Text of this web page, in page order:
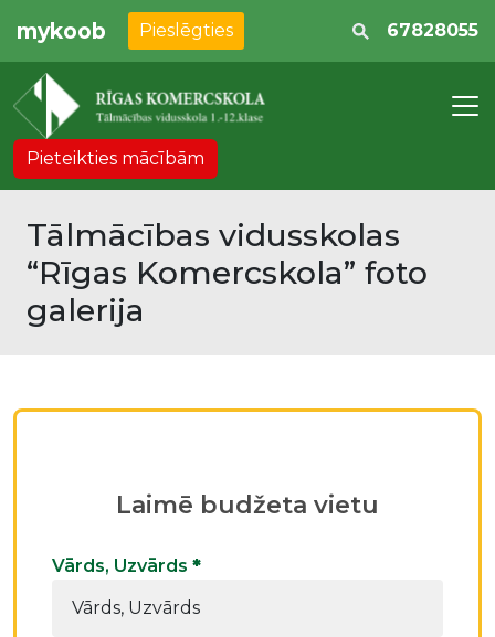
mykoob Pieslēgties 67828055
Pieteikties mācībām
Tālmācības vidusskolas
“Rīgas Komercskola” foto
galerija
Laimē budžeta vietu
Vārds, Uzvārds *